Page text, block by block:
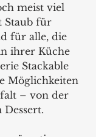
meist viel
Staub für
für alle, die
ihrer Küche
Stackable
Möglichkeiten
– von der
Dessert.